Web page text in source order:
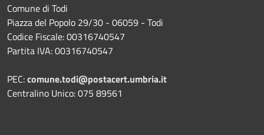
Comune di Todi
Piazza del Popolo 29/30 - 06059 - Todi
Codice Fiscale: 00316740547
Partita IVA: 00316740547
PEC:comune.todi@postacert.umbria.it
Centralino Unico: 075 89561